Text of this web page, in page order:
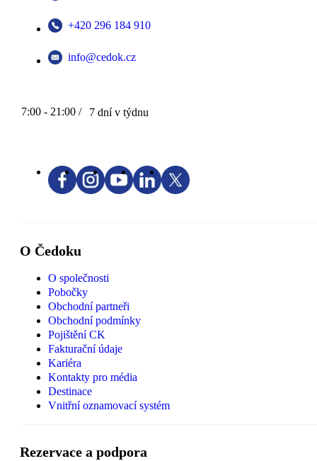
+420 296 184 910
info@cedok.cz
7:00 - 21:00 / 7 dní v týdnu
O Čedoku
O společnosti
Pobočky
Obchodní partneři
Obchodní podmínky
Pojištění CK
Fakturační údaje
Kariéra
Kontakty pro média
Destinace
Vnitřní oznamovací systém
Rezervace a podpora